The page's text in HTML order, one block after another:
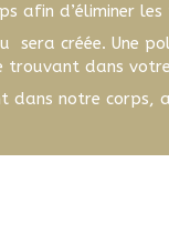
afin d’éliminer les
sera créée. Une
trouvant dans
dans notre corps,